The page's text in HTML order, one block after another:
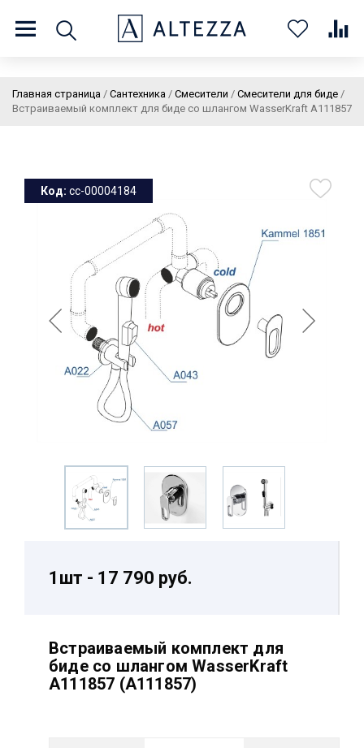
8 (800) 201 60 03 9:00 - 21:00 ПН-ВС
КонтактыКолеровка
Личный кабинет
Каталог 0
Главная страница / Сантехника / Смесители / Смесители для биде /
Встраиваемый комплект для биде со шлангом WasserKraft A111857
Код: cc-00004184
1шт - 17 790 руб.
Встраиваемый комплект для
биде со шлангом WasserKraft
A111857 (A111857)